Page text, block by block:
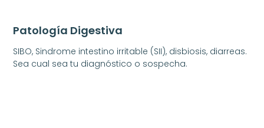
Patología Digestiva
SIBO, Sindrome intestino irritable (SII), disbiosis, diarreas.
Sea cual sea tu diagnóstico o sospecha.